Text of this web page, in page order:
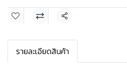
แชร์
รายละเอียดสินค้า